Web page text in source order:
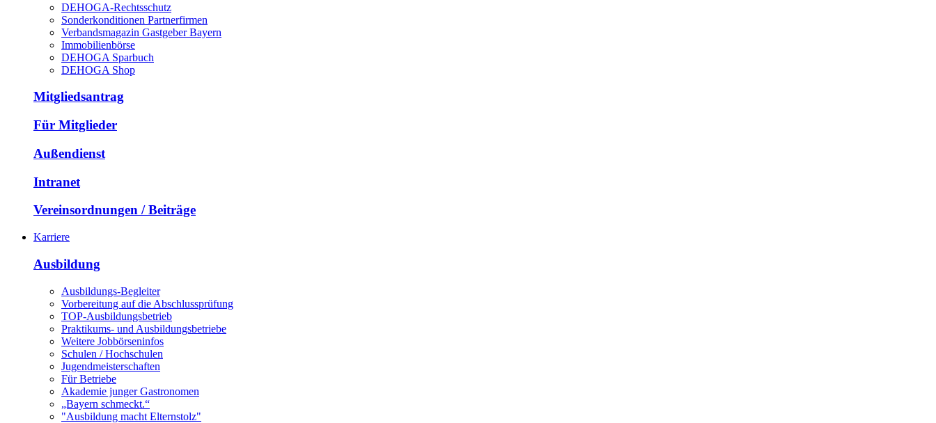
DEHOGA-Rechtsschutz
Sonderkonditionen Partnerfirmen
Verbandsmagazin Gastgeber Bayern
Immobilienbörse
DEHOGA Sparbuch
DEHOGA Shop
Mitgliedsantrag
Für Mitglieder
Außendienst
Intranet
Vereinsordnungen / Beiträge
Karriere
Ausbildung
Ausbildungs-Begleiter
Vorbereitung auf die Abschlussprüfung
TOP-Ausbildungsbetrieb
Praktikums- und Ausbildungsbetriebe
Weitere Jobbörseninfos
Schulen / Hochschulen
Jugendmeisterschaften
Für Betriebe
Akademie junger Gastronomen
„Bayern schmeckt.“
"Ausbildung macht Elternstolz"